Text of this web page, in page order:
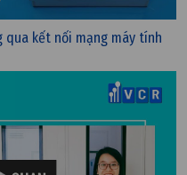
qua kết nối mạng máy tính